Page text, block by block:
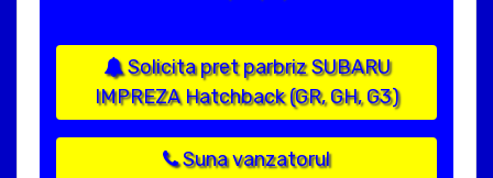
Solicita pret parbriz SUBARU
IMPREZA Hatchback (GR, GH, G3)
Suna vanzatorul